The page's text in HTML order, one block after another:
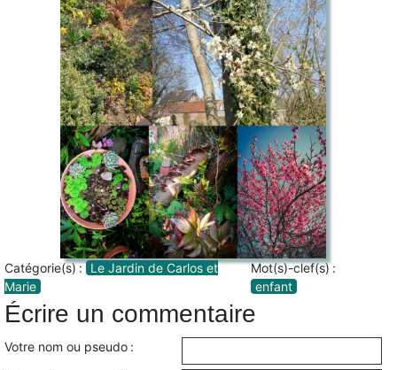
Catégorie(s) : Le Jardin de Carlos et
Marie
Mot(s)-clef(s) :
enfant
Écrire un commentaire
Votre nom ou pseudo :